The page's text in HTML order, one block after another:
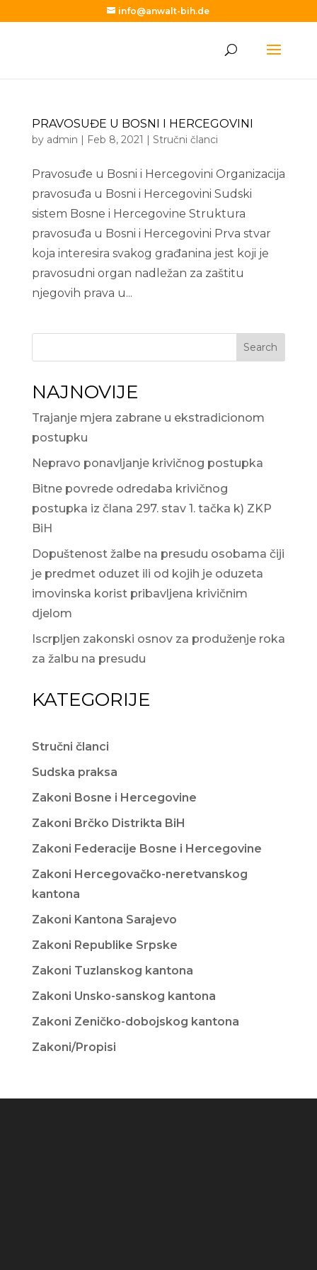
info@anwalt-bih.de
PRAVOSUĐE U BOSNI I HERCEGOVINI
by admin | Feb 8, 2021 | Stručni članci
Pravosuđe u Bosni i Hercegovini Organizacija
pravosuđa u Bosni i Hercegovini Sudski
sistem Bosne i Hercegovine Struktura
pravosuđa u Bosni i Hercegovini Prva stvar
koja interesira svakog građanina jest koji je
pravosudni organ nadležan za zaštitu
njegovih prava u...
Search
NAJNOVIJE
Trajanje mjera zabrane u ekstradicionom
postupku
Nepravo ponavljanje krivičnog postupka
Bitne povrede odredaba krivičnog
postupka iz člana 297. stav 1. tačka k) ZKP
BiH
Dopuštenost žalbe na presudu osobama čiji
je predmet oduzet ili od kojih je oduzeta
imovinska korist pribavljena krivičnim
djelom
Iscrpljen zakonski osnov za produženje roka
za žalbu na presudu
KATEGORIJE
Stručni članci
Sudska praksa
Zakoni Bosne i Hercegovine
Zakoni Brčko Distrikta BiH
Zakoni Federacije Bosne i Hercegovine
Zakoni Hercegovačko-neretvanskog
kantona
Zakoni Kantona Sarajevo
Zakoni Republike Srpske
Zakoni Tuzlanskog kantona
Zakoni Unsko-sanskog kantona
Zakoni Zeničko-dobojskog kantona
Zakoni/Propisi